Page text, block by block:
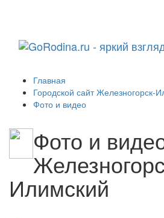
Главная
Городской сайт Железногорск-
Фото и видео
Фото и
Илимский